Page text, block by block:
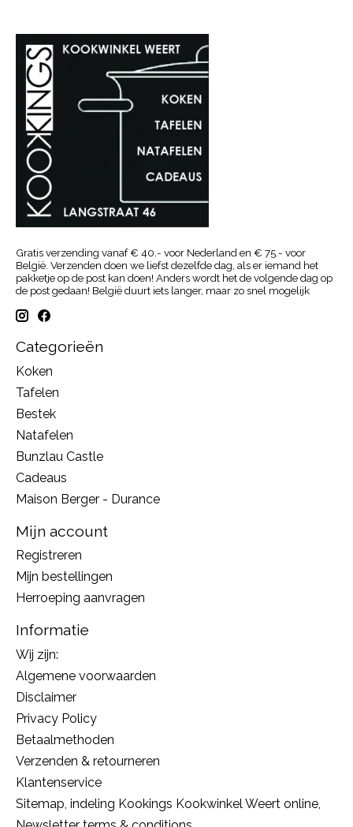
Gratis verzending vanaf € 40.- voor Nederland en € 75.- voor
België. Verzenden doen we liefst dezelfde dag, als er iemand het
pakketje op de post kan doen! Anders wordt het de volgende dag op
de post gedaan! België duurt iets langer, maar zo snel mogelijk
Categorieën
Koken
Tafelen
Bestek
Natafelen
Bunzlau Castle
Cadeaus
Maison Berger - Durance
Mijn account
Registreren
Mijn bestellingen
Herroeping aanvragen
Informatie
Wij zijn:
Algemene voorwaarden
Disclaimer
Privacy Policy
Betaalmethoden
Verzenden & retourneren
Klantenservice
Sitemap, indeling Kookings Kookwinkel Weert online,